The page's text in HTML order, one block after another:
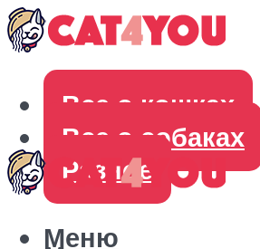
Все о кошках
Все о собаках
Разное
Меню